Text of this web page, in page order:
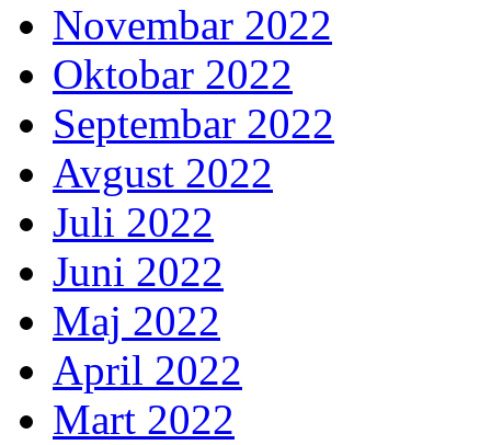
Novembar 2022
Oktobar 2022
Septembar 2022
Avgust 2022
Juli 2022
Juni 2022
Maj 2022
April 2022
Mart 2022